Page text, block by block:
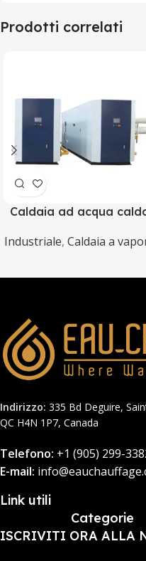
Prodotti correlati
Caldaia ad acqua
Industriale, Caldaia a
Indirizzo: 335 Bd Deguire,
QC H4N 1P7, Canada
Telefono: +1 (905) 299-
E-mail:
Link utili
Categorie
ISCRIVITI ORA ALLA